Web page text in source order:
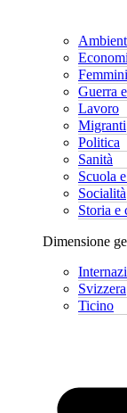
Guerra
Lavoro
Migranti
Politica
Sanità
Scuola
Socialità
Storia e
Dimensione
Svizzera
Ticino